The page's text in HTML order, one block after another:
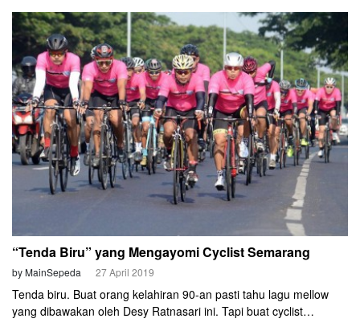
Sedangkan sebutan Tuan adalah anggota yang lebih senior juga
dianggap sebagai pelatih dari “ayam” itu.
“Tenda Biru” yang Mengayomi Cyclist Semarang
by MainSepeda 27 April 2019
Tenda biru. Buat orang kelahiran 90-an pasti tahu lagu mellow
yang dibawakan oleh Desy Ratnasari ini. Tapi buat cyclist